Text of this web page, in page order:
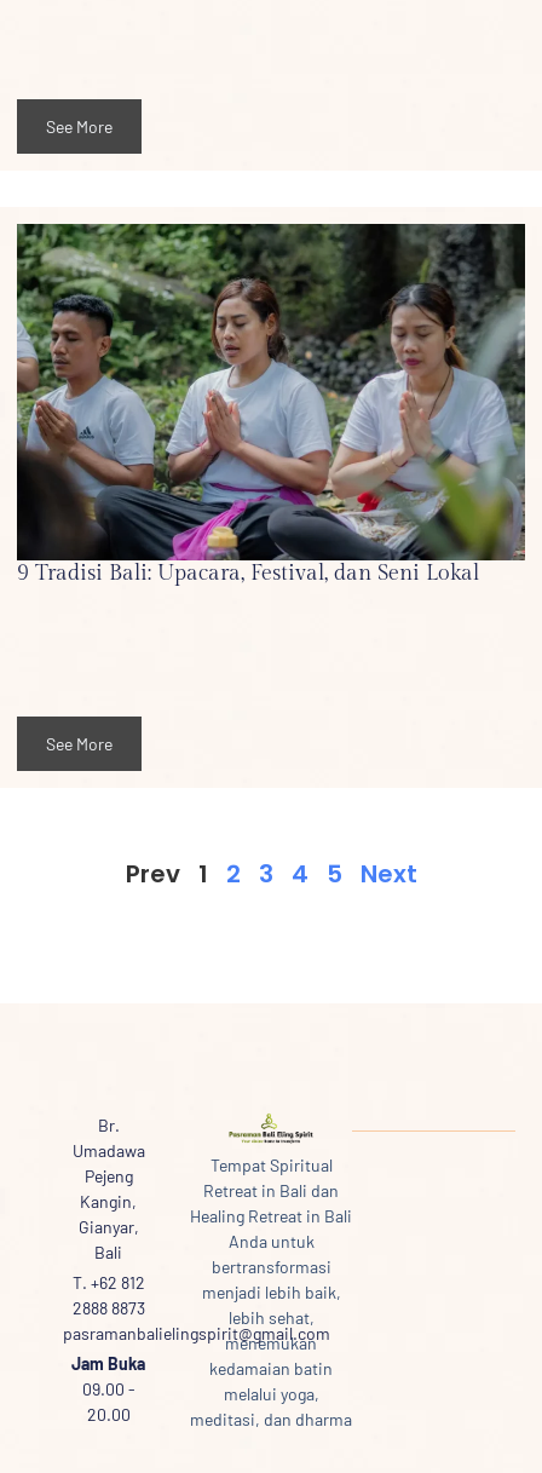
See More
9 Tradisi Bali: Upacara, Festival, dan Seni Lokal
See More
Prev 1 2 3 4 5 Next
Tempat Spiritual
Retreat in Bali dan
Healing Retreat in Bali
Anda untuk
bertransformasi
menjadi lebih baik,
lebih sehat,
menemukan
kedamaian batin
melalui yoga,
meditasi, dan dharma
Br.
Umadawa
Pejeng
Kangin,
Gianyar,
Bali
T. +62 812
2888 8873
pasramanbalielingspirit@gmail.com
Jam Buka
09.00 -
20.00